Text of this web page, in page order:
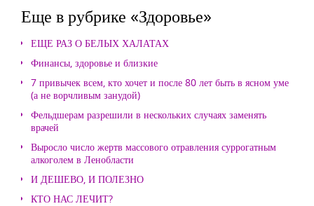
Еще в рубрике «Здоровье»
ЕЩЕ РАЗ О БЕЛЫХ ХАЛАТАХ
Финансы, здоровье и близкие
7 привычек всем, кто хочет и после 80 лет быть в ясном уме
(а не ворчливым занудой)
Фельдшерам разрешили в нескольких случаях заменять
врачей
Выросло число жертв массового отравления суррогатным
алкоголем в Ленобласти
И ДЕШЕВО, И ПОЛЕЗНО
КТО НАС ЛЕЧИТ?